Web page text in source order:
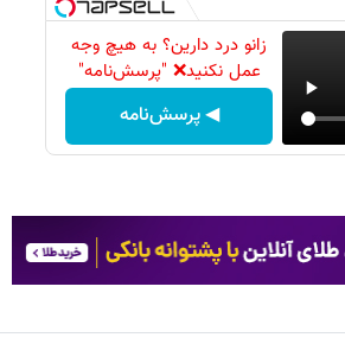
زانو درد دارین؟ به هیچ وجه
عمل نکنید❌ "پرسش‌نامه"
◀ پرسش‌نامه